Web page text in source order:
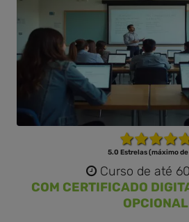
5.0 Estrelas (máximo
Curso de até
COM CERTIFICADO
OPCIONAL